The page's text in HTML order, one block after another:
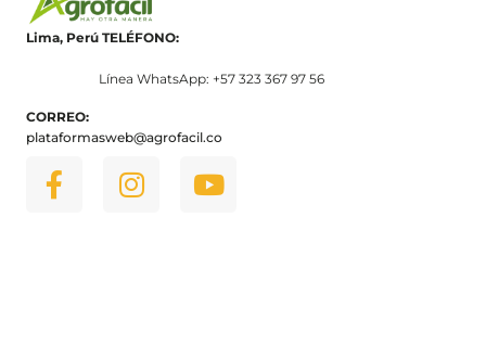
Lima, Perú TELÉFONO:
Línea WhatsApp: +57 323 367 97 56
CORREO:
plataformasweb@agrofacil.co